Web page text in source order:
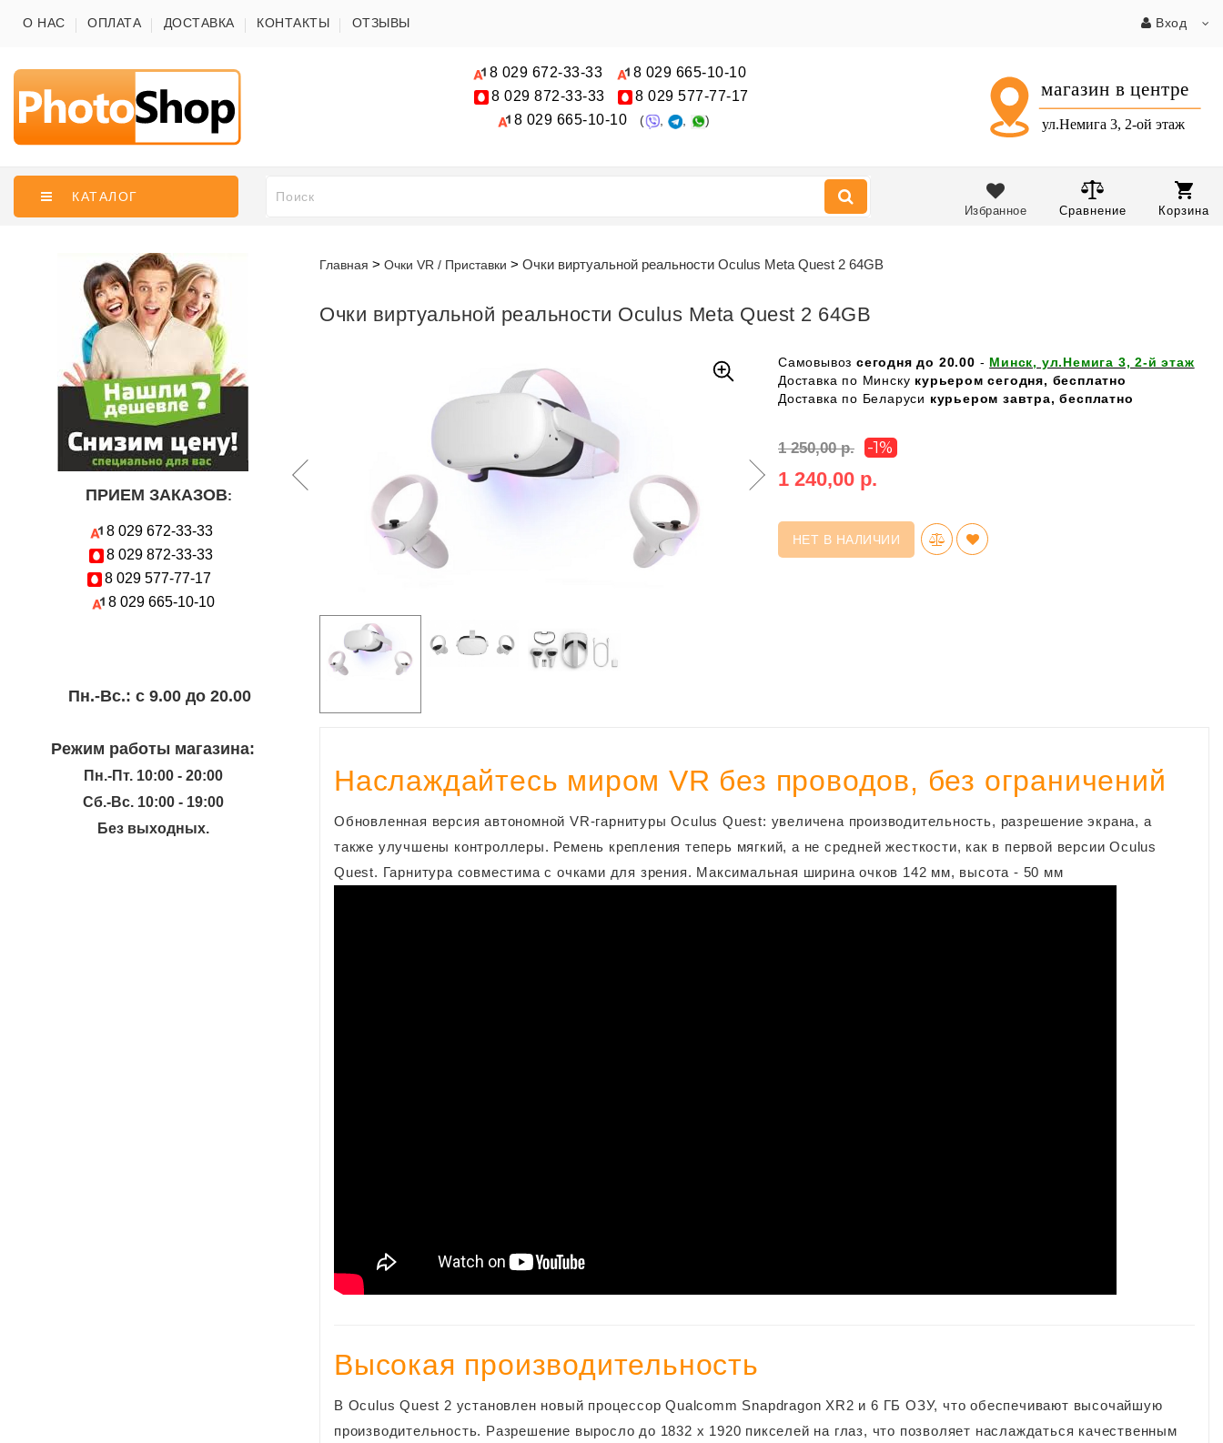
О НАС ОПЛАТА ДОСТАВКА КОНТАКТЫ ОТЗЫВЫ Вход
8 029 672-33-33 8 029 665-10-10
8 029 872-33-33 8 029 577-77-17
8 029 665-10-10 ( , , )
КАТАЛОГ
Корзина
Сравнение
Избранное
Главная Очки VR / Приставки Очки виртуальной реальности Oculus Meta Quest 2 64GB
Очки виртуальной реальности Oculus Meta Quest 2 64GB
Самовывоз сегодня до 20.00 - Минск, ул.Немига 3, 2-й этаж
Доставка по Минску курьером сегодня, бесплатно
Доставка по Беларуси курьером завтра, бесплатно
1 250,00 р. -1%
1 240,00 р.
НЕТ В НАЛИЧИИ
Наслаждайтесь миром VR без проводов, без ограничений
Обновленная версия автономной VR-гарнитуры Oculus Quest: увеличена производительность, разрешение экрана, а
также улучшены контроллеры. Ремень крепления теперь мягкий, а не средней жесткости, как в первой версии Oculus
Quest. Гарнитура совместима с очками для зрения. Максимальная ширина очков 142 мм, высота - 50 мм
Высокая производительность
В Oculus Quest 2 установлен новый процессор Qualcomm Snapdragon XR2 и 6 ГБ ОЗУ, что обеспечивают высочайшую
производительность. Разрешение выросло до 1832 x 1920 пикселей на глаз, что позволяет наслаждаться качественным
ПРИЕМ ЗАКАЗОВ:
8 029 672-33-33
8 029 872-33-33
8 029 577-77-17
8 029 665-10-10
Пн.-Вc.: с 9.00 до 20.00
Режим работы магазина:
Пн.-Пт. 10:00 - 20:00
Сб.-Вс. 10:00 - 19:00
Без выходных.